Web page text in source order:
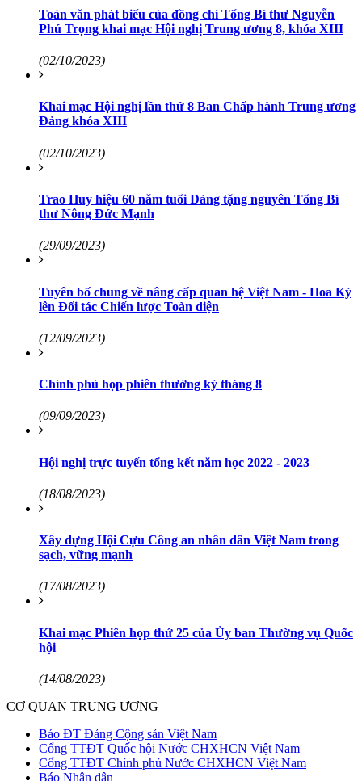
Toàn văn phát biểu của đồng chí Tổng Bí thư Nguyễn
Phú Trọng khai mạc Hội nghị Trung ương 8, khóa XIII
(02/10/2023)
Khai mạc Hội nghị lần thứ 8 Ban Chấp hành Trung ương
Đảng khóa XIII
(02/10/2023)
Trao Huy hiệu 60 năm tuổi Đảng tặng nguyên Tổng Bí
thư Nông Đức Mạnh
(29/09/2023)
Tuyên bố chung về nâng cấp quan hệ Việt Nam - Hoa Kỳ
lên Đối tác Chiến lược Toàn diện
(12/09/2023)
Chính phủ họp phiên thường kỳ tháng 8
(09/09/2023)
Hội nghị trực tuyến tổng kết năm học 2022 - 2023
(18/08/2023)
Xây dựng Hội Cựu Công an nhân dân Việt Nam trong
sạch, vững mạnh
(17/08/2023)
Khai mạc Phiên họp thứ 25 của Ủy ban Thường vụ Quốc
hội
(14/08/2023)
CƠ QUAN TRUNG ƯƠNG
Báo ĐT Đảng Cộng sản Việt Nam
Cổng TTĐT Quốc hội Nước CHXHCN Việt Nam
Cổng TTĐT Chính phủ Nước CHXHCN Việt Nam
Báo Nhân dân